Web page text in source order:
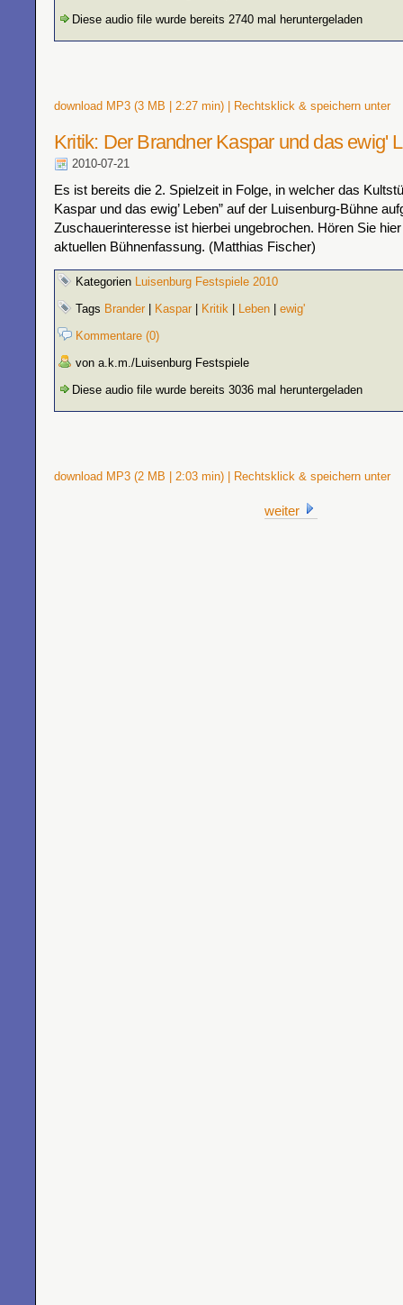
Diese audio file wurde bereits 2740 mal heruntergeladen
download MP3 (3 MB | 2:27 min) | Rechtsklick & speichern unter
Kritik: Der Brandner Kaspar und das ewig'
2010-07-21
Es ist bereits die 2. Spielzeit in Folge, in welcher das
Kaspar und das ewig’ Leben” auf der Luisenburg-Bühne
Zuschauerinteresse ist hierbei ungebrochen. Hören Sie
aktuellen Bühnenfassung. (Matthias Fischer)
Kategorien Luisenburg Festspiele 2010
Tags Brander Kaspar Kritik Leben
ewig'
Kommentare (0)
von a.k.m./Luisenburg Festspiele
Diese audio file wurde bereits 3036 mal heruntergeladen
download MP3 (2 MB | 2:03 min) | Rechtsklick & speichern unter
weiter